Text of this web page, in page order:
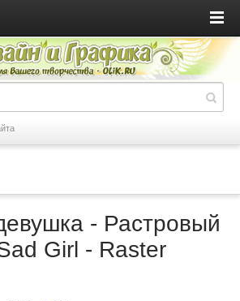
- Растровый
Girl - Raster